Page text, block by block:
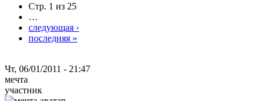
Стр. 1 из 25
…
следующая ›
последняя »
Чт, 06/01/2011 - 21:47
мечта
участник